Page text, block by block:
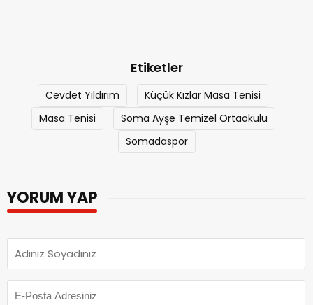
Etiketler
Cevdet Yıldırım
Küçük Kızlar Masa Tenisi
Masa Tenisi
Soma Ayşe Temizel Ortaokulu
Somadaspor
YORUM YAP